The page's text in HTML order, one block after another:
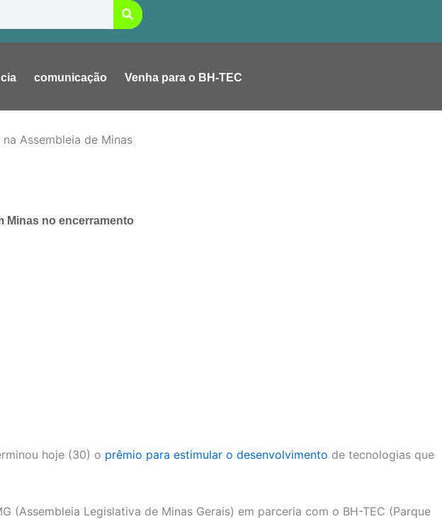
comunicação Venha para o BH-TEC
Minas no encerramento
hoje (30) o prêmio para estimular o desenvolvimento de tecnologias que
(Assembleia Legislativa de Minas Gerais) em parceria com o BH-TEC (Parque